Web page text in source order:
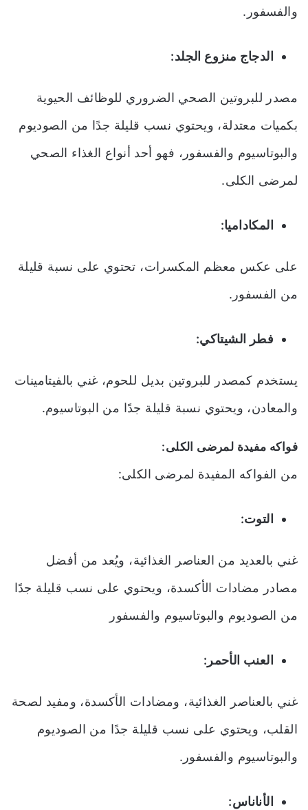
والفسفور.
الدجاج منزوع الجلد:
مصدر للبروتين الصحي الضروري للوظائف الحيوية
بكميات معتدلة، ويحتوي نسب قليلة جدًا من الصوديوم
والبوتاسيوم والفسفور، فهو أحد أنواع الغذاء الصحي
لمرضى الكلى.
المكاداميا:
على عكس معظم المكسرات، تحتوي على نسبة قليلة
من الفسفور.
فطر الشيتاكي:
يستخدم كمصدر للبروتين بديل للحوم، غني بالفيتامينات
والمعادن، ويحتوي نسبة قليلة جدًا من البوتاسيوم.
فواكه مفيدة لمرضى الكلى:
من الفواكه المفيدة لمرضى الكلى:
التوت:
غني بالعديد من العناصر الغذائية، ويُعد من أفضل
مصادر مضادات الأكسدة، ويحتوي على نسب قليلة جدًا
من الصوديوم والبوتاسيوم والفسفور
العنب الأحمر:
غني بالعناصر الغذائية، ومضادات الأكسدة، ومفيد لصحة
القلب، ويحتوي على نسب قليلة جدًا من الصوديوم
والبوتاسيوم والفسفور.
الأناناس: